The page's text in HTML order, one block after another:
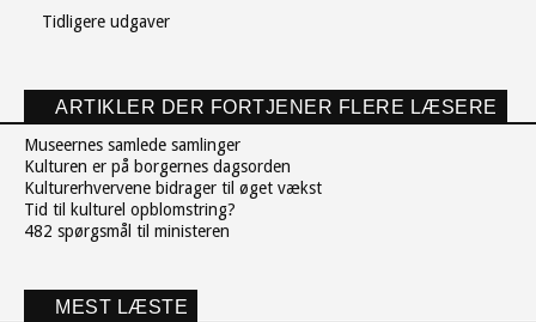
Tidligere udgaver
ARTIKLER DER FORTJENER FLERE LÆSERE
Museernes samlede samlinger
Kulturen er på borgernes dagsorden
Kulturerhvervene bidrager til øget vækst
Tid til kulturel opblomstring?
482 spørgsmål til ministeren
MEST LÆSTE